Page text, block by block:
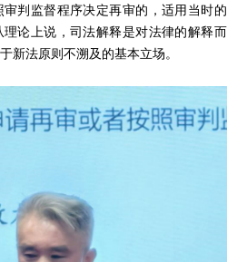
判监督程序决定再审的，适用当时的
论上说，司法解释是对法律的解释而
新法原则不溯及的基本立场。